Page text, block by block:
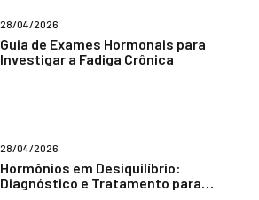
28/04/2026
Guia de Exames Hormonais para
Investigar a Fadiga Crônica
28/04/2026
Hormônios em Desiquilíbrio:
Diagnóstico e Tratamento para